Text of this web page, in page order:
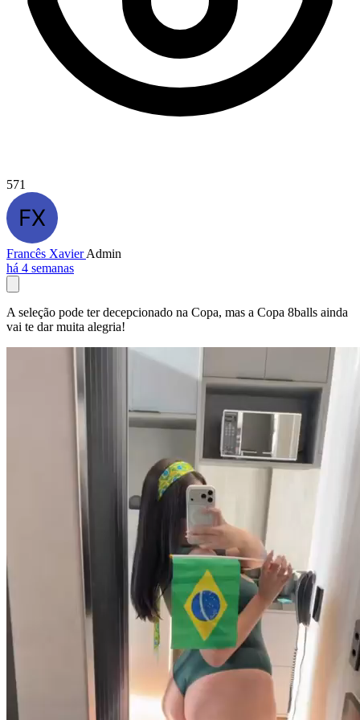
571
Francês XavierAdmin
há 4 semanas
A seleção pode ter decepcionado na Copa, mas a Copa 8balls ainda
vai te dar muita alegria!